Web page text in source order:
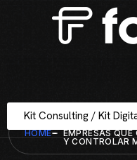
Kit Consulting / Kit
HOME
ODOO EN
EMPRESAS
Y CONTROLAR